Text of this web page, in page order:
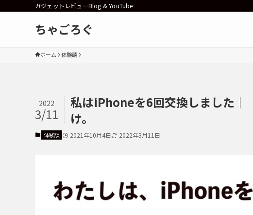
ガジェットレビューBlog & YouTube
ちゃごろぐ
ホーム 体験談
私はiPhoneを6回交換しました｜
け。
2022
3/11
体験談 2021年10月4日 2022年3月11日